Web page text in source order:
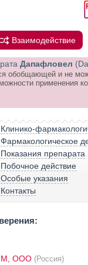
Взаимодействие
Дапафловел
обобщающей и не
применения
Клинико-
Фармакологическое
Показания препарата
Побочное действие
Особые указания
Контакты
М, ООО (Россия)